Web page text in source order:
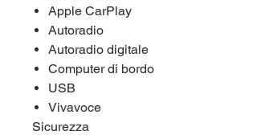
Apple CarPlay
Autoradio
Autoradio digitale
Computer di bordo
USB
Vivavoce
Sicurezza